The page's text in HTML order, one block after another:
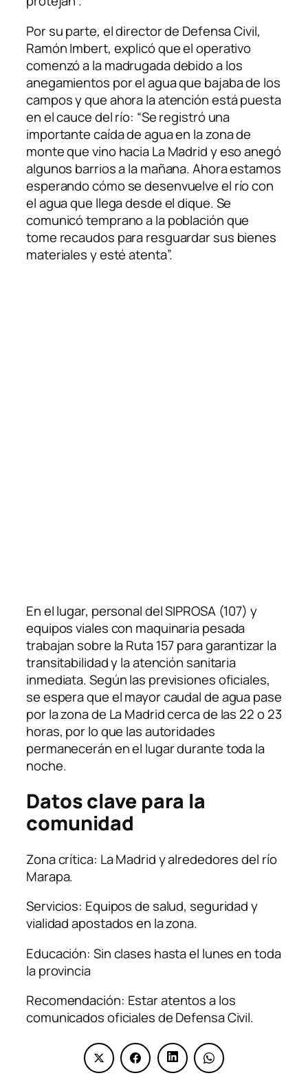
Por su parte, el director de Defensa Civil,
Ramón Imbert, explicó que el operativo
comenzó a la madrugada debido a los
anegamientos por el agua que bajaba de los
campos y que ahora la atención está puesta
en el cauce del río: “Se registró una
importante caída de agua en la zona de
monte que vino hacia La Madrid y eso anegó
algunos barrios a la mañana. Ahora estamos
esperando cómo se desenvuelve el río con
el agua que llega desde el dique. Se
comunicó temprano a la población que
tome recaudos para resguardar sus bienes
materiales y esté atenta”.
En el lugar, personal del SIPROSA (107) y
equipos viales con maquinaria pesada
trabajan sobre la Ruta 157 para garantizar la
transitabilidad y la atención sanitaria
inmediata. Según las previsiones oficiales,
se espera que el mayor caudal de agua pase
por la zona de La Madrid cerca de las 22 o 23
horas, por lo que las autoridades
permanecerán en el lugar durante toda la
noche.
Datos clave para la
comunidad
Zona crítica: La Madrid y alrededores del río
Marapa.
Servicios: Equipos de salud, seguridad y
vialidad apostados en la zona.
Educación: Sin clases hasta el lunes en toda
la provincia
Recomendación: Estar atentos a los
comunicados oficiales de Defensa Civil.